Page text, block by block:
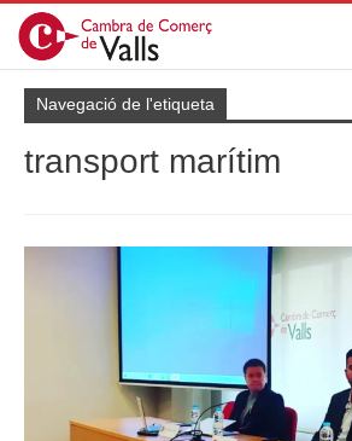
Navegació de l'etiqueta
transport marítim